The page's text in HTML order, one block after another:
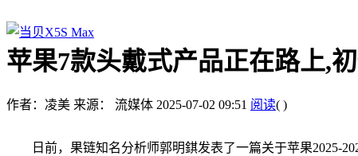
苹果7款头戴式产品正在路上,
作者：凌美 来源： 流媒体 2025-07-02 09:51 阅读( )
日前，果链知名分析师郭明錤发表了一篇关于苹果2025-